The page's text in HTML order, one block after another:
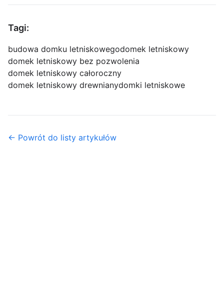
Tagi:
budowa domku letniskowegodomek letniskowy
domek letniskowy bez pozwolenia
domek letniskowy całoroczny
domek letniskowy drewnianydomki letniskowe
← Powrót do listy artykułów